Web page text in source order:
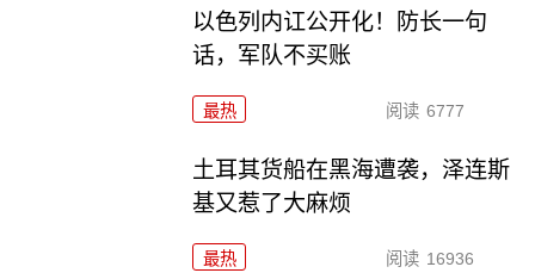
以色列内讧公开化！防长一句
话，军队不买账
最热 阅读 6777
土耳其货船在黑海遭袭，泽连斯
基又惹了大麻烦
最热 阅读 16936